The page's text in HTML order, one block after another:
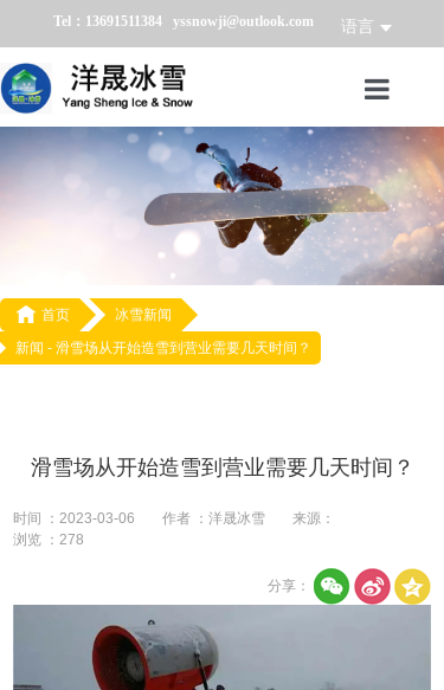
Tel：13691511384 yssnowji@outlook.com 语言
首页
冰雪产品
冰雪业务
 首页
冰雪新闻
新闻 - 滑雪场从开始造雪到营业需要几天时间？
滑雪场从开始造雪到营业需要几天时间？
时间 ：2023-03-06 作者 ：洋晟冰雪
来源：
浏览 ：278
分享：